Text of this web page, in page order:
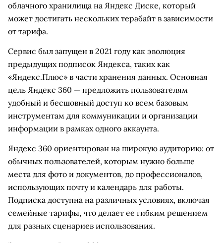
облачного хранилища на Яндекс Диске, который
может достигать нескольких терабайт в зависимости
от тарифа.
Сервис был запущен в 2021 году как эволюция
предыдущих подписок Яндекса, таких как
«Яндекс.Плюс» в части хранения данных. Основная
цель Яндекс 360 — предложить пользователям
удобный и бесшовный доступ ко всем базовым
инструментам для коммуникации и организации
информации в рамках одного аккаунта.
Яндекс 360 ориентирован на широкую аудиторию: от
обычных пользователей, которым нужно больше
места для фото и документов, до профессионалов,
использующих почту и календарь для работы.
Подписка доступна на различных условиях, включая
семейные тарифы, что делает ее гибким решением
для разных сценариев использования.